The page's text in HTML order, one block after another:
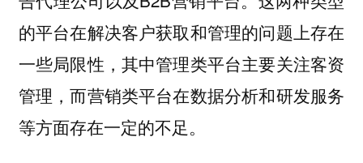
的平台在解决客户获取和管理的问题上存在
一些局限性，其中管理类平台主要关注客资
管理，而营销类平台在数据分析和研发服务
等方面存在一定的不足。